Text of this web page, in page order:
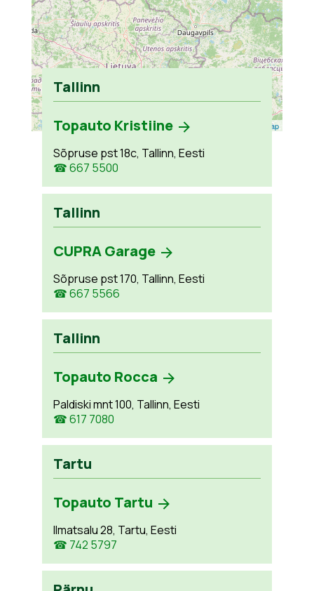
Leaflet OpenStreetMap
Tallinn
Topauto Kristiine
Sõpruse pst 18c, Tallinn, Eesti
☎ 667 5500
Tallinn
CUPRA Garage
Sõpruse pst 170, Tallinn, Eesti
☎ 667 5566
Tallinn
Topauto Rocca
Paldiski mnt 100, Tallinn, Eesti
☎ 617 7080
Tartu
Topauto Tartu
Ilmatsalu 28, Tartu, Eesti
☎ 742 5797